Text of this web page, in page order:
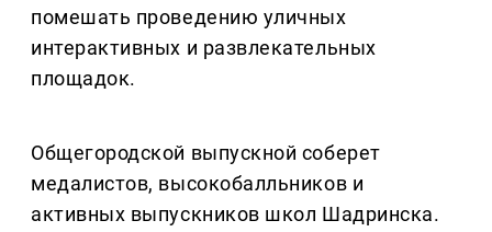
помешать проведению уличных
интерактивных и развлекательных
площадок.
Общегородской выпускной соберет
медалистов, высокобалльников и
активных выпускников школ Шадринска.